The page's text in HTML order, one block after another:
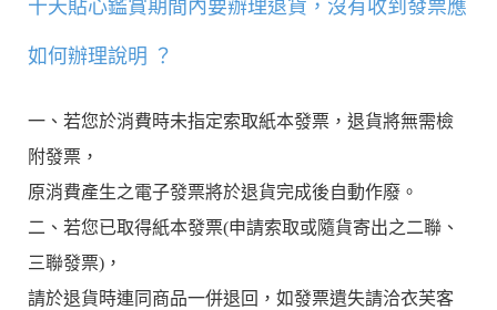
十天貼心鑑賞期間內要辦理退貨，沒有收到發票應
如何辦理說明 ？
一、若您於消費時未指定索取紙本發票，退貨將無需檢
附發票，
原消費產生之電子發票將於退貨完成後自動作廢。
二、若您已取得紙本發票(申請索取或隨貨寄出之二聯、
三聯發票)，
請於退貨時連同商品一併退回，如發票遺失請洽衣芙客